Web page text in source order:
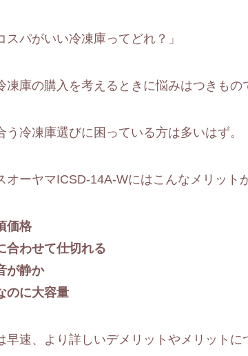
スパがいい冷凍庫ってどれ？」
凍庫の購入を考えるときに悩みはつきもの
う冷凍庫選びに困っている方は多いはず。
オーヤマICSD-14A-Wにはこんなメリット
価格
合わせて仕切れる
が静か
のに大容量
早速、より詳しいデメリットやメリットに